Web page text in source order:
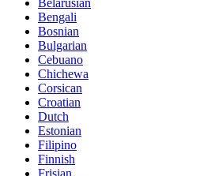
Belarusian
Bengali
Bosnian
Bulgarian
Cebuano
Chichewa
Corsican
Croatian
Dutch
Estonian
Filipino
Finnish